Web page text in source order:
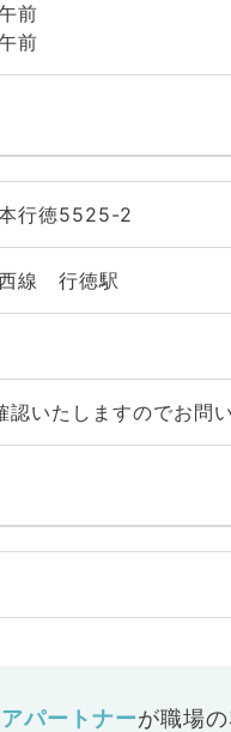
前
前
行徳5525-2
線 行徳駅
認いたしますのでお問
パートナーが職場の